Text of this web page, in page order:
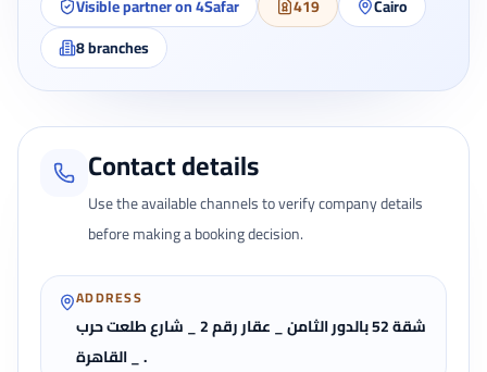
Visible partner on 4Safar 419
Cairo
8branches
Contact details
Use the available channels to verify company details
before making a booking decision.
ADDRESS
شقة 52 بالدور الثامن _ عقار رقم 2 _ شارع طلعت حرب
_ القاهرة .